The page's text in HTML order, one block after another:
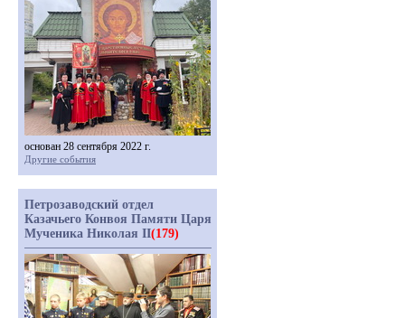
основан 28 сентября 2022 г.
Другие события
Петрозаводский отдел
Казачьего Конвоя Памяти Царя
Мученика Николая II(179)